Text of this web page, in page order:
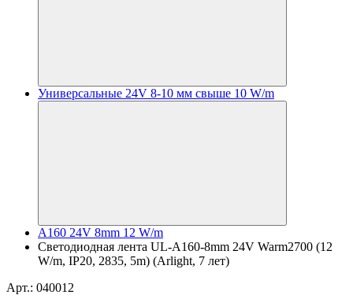
Универсальные 24V 8-10 мм свыше 10 W/m
A160 24V 8mm 12 W/m
Светодиодная лента UL-A160-8mm 24V Warm2700 (12
W/m, IP20, 2835, 5m) (Arlight, 7 лет)
Арт.: 040012